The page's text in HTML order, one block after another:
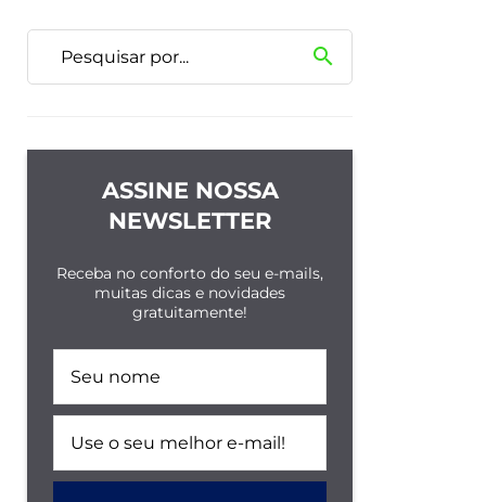
search
ASSINE NOSSA
NEWSLETTER
Receba no conforto do seu e-mails,
muitas dicas e novidades
gratuitamente!